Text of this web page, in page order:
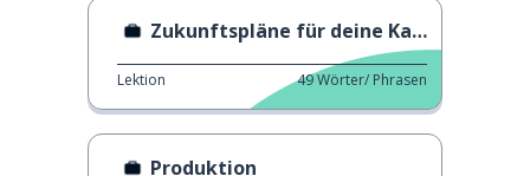
Zukunftspläne für deine Karriere
Lektion 49Wörter/ Phrasen
Produktion